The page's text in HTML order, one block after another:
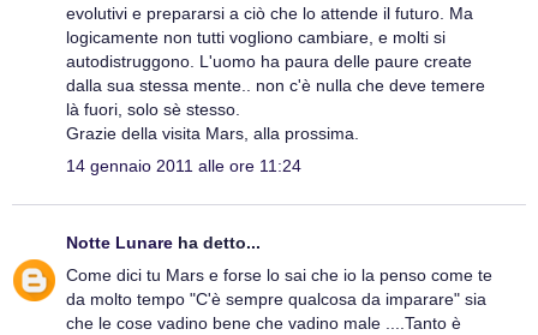
evolutivi e prepararsi a ciò che lo attende il futuro. Ma
logicamente non tutti vogliono cambiare, e molti si
autodistruggono. L'uomo ha paura delle paure create
dalla sua stessa mente.. non c'è nulla che deve temere
là fuori, solo sè stesso.
Grazie della visita Mars, alla prossima.
14 gennaio 2011 alle ore 11:24
Notte Lunare ha detto...
Come dici tu Mars e forse lo sai che io la penso come te
da molto tempo "C'è sempre qualcosa da imparare" sia
che le cose vadino bene che vadino male ....Tanto è